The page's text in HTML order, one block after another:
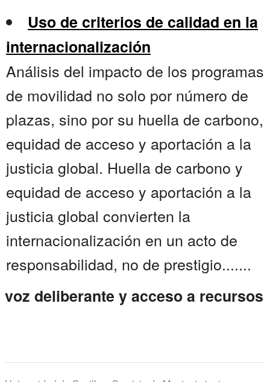
Uso de criterios de calidad en la
internacionalización
Análisis del impacto de los programas
de movilidad no solo por número de
plazas, sino por su huella de carbono,
equidad de acceso y aportación a la
justicia global. Huella de carbono y
equidad de acceso y aportación a la
justicia global convierten la
internacionalización en un acto de
responsabilidad, no de prestigio.......
voz deliberante y acceso a recursos